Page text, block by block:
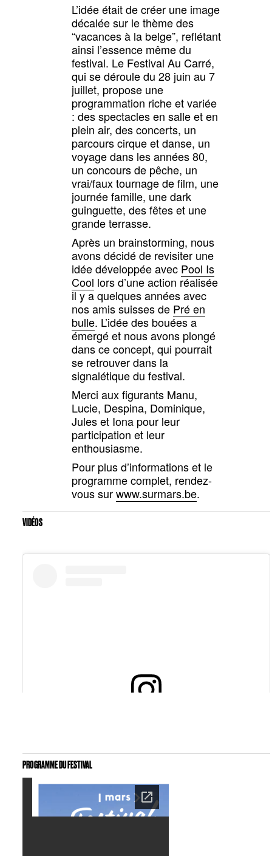
L’idée était de créer une image
décalée sur le thème des
“vacances à la belge”, reflétant
ainsi l’essence même du
festival. Le Festival Au Carré,
qui se déroule du 28 juin au 7
juillet, propose une
programmation riche et variée
: des spectacles en salle et en
plein air, des concerts, un
parcours cirque et danse, un
voyage dans les années 80,
un concours de pêche, un
vrai/faux tournage de film, une
journée famille, une dark
guinguette, des fêtes et une
grande terrasse.
Après un brainstorming, nous
avons décidé de revisiter une
idée développée avec Pool Is
Cool lors d’une action réalisée
il y a quelques années avec
nos amis suisses de Pré en
bulle. L’idée des bouées a
émergé et nous avons plongé
dans ce concept, qui pourrait
se retrouver dans la
signalétique du festival.
Merci aux figurants Manu,
Lucie, Despina, Dominique,
Jules et Iona pour leur
participation et leur
enthousiasme.
Pour plus d’informations et le
programme complet, rendez-
vous surwww.surmars.be.
VIDÉOS
PROGRAMME DU FESTIVAL